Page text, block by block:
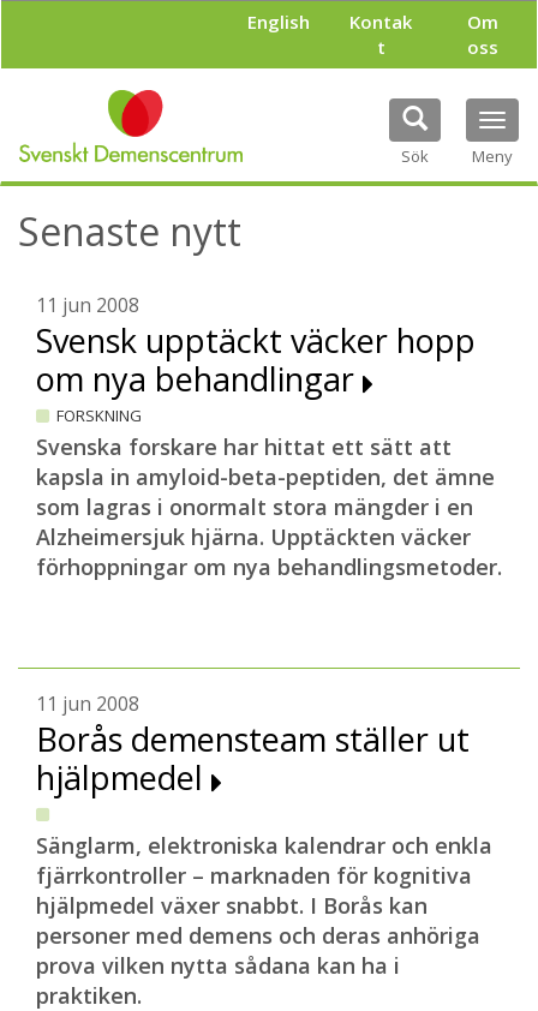
l
English
Kontak
t
Om
oss
Sök Meny
Senaste nytt
11 jun 2008
Svensk upptäckt väcker hopp
om nya behandlingar
FORSKNING
Svenska forskare har hittat ett sätt att
kapsla in amyloid-beta-peptiden, det ämne
som lagras i onormalt stora mängder i en
Alzheimersjuk hjärna. Upptäckten väcker
förhoppningar om nya behandlingsmetoder.
11 jun 2008
Borås demensteam ställer ut
hjälpmedel
Sänglarm, elektroniska kalendrar och enkla
fjärrkontroller – marknaden för kognitiva
hjälpmedel växer snabbt. I Borås kan
personer med demens och deras anhöriga
prova vilken nytta sådana kan ha i
praktiken.